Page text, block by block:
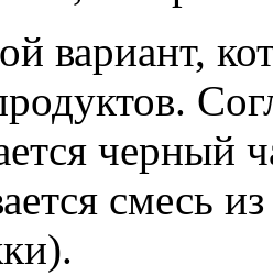
вариант,
черный
смесь